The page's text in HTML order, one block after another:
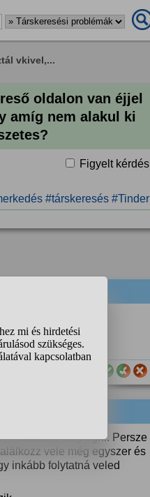
vkivel,...
oldalon van éjjel
amíg nem alakul ki
Figyelt kérdés
#társkeresés #Tinder
tudtad őt megfogni. Persze
vele még egyszer és
inkább folytatná veled